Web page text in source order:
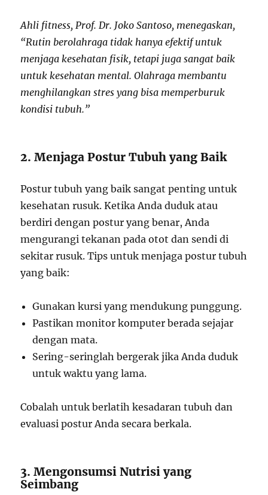
Ahli fitness, Prof. Dr. Joko Santoso, menegaskan,
“Rutin berolahraga tidak hanya efektif untuk
menjaga kesehatan fisik, tetapi juga sangat baik
untuk kesehatan mental. Olahraga membantu
menghilangkan stres yang bisa memperburuk
kondisi tubuh.”
2. Menjaga Postur Tubuh yang Baik
Postur tubuh yang baik sangat penting untuk
kesehatan rusuk. Ketika Anda duduk atau
berdiri dengan postur yang benar, Anda
mengurangi tekanan pada otot dan sendi di
sekitar rusuk. Tips untuk menjaga postur tubuh
yang baik:
Gunakan kursi yang mendukung punggung.
Pastikan monitor komputer berada sejajar
dengan mata.
Sering-seringlah bergerak jika Anda duduk
untuk waktu yang lama.
Cobalah untuk berlatih kesadaran tubuh dan
evaluasi postur Anda secara berkala.
3. Mengonsumsi Nutrisi yang
Seimbang